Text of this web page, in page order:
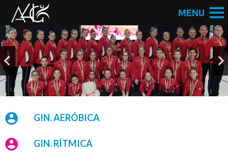
GIN. AERÓBICA
GIN. RÍTMICA